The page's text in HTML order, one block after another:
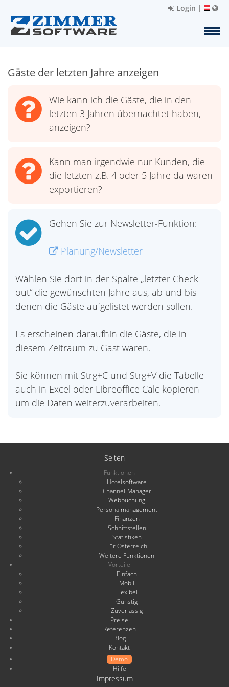
Login |
Gäste der letzten Jahre anzeigen
Wie kann ich die Gäste, die in den
letzten 3 Jahren übernachtet haben,
anzeigen?
Kann man irgendwie nur Kunden, die
die letzten z.B. 4 oder 5 Jahre da waren
exportieren?
Gehen Sie zur Newsletter-Funktion:
Planung/Newsletter
Wählen Sie dort in der Spalte „letzter Check-
out“ die gewünschten Jahre aus, ab und bis
denen die Gäste aufgelistet werden sollen.
Es erscheinen daraufhin die Gäste, die in
diesem Zeitraum zu Gast waren.
Sie können mit Strg+C und Strg+V die Tabelle
auch in Excel oder Libreoffice Calc kopieren
um die Daten weiterzuverarbeiten.
Seiten
Funktionen
Hotelsoftware
Channel-Manager
Webbuchung
Personalmanagement
Finanzen
Schnittstellen
Statistiken
Für Österreich
Weitere Funktionen
Vorteile
Einfach
Mobil
Flexibel
Günstig
Zuverlässig
Preise
Referenzen
Blog
Kontakt
Demo
Hilfe
Impressum